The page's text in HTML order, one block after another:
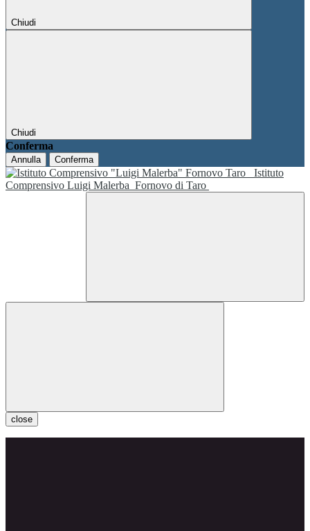
Chiudi
Chiudi
Conferma
Annulla Conferma
Istituto
Comprensivo Luigi Malerba Fornovo di Taro
close